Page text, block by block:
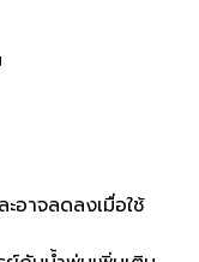
อาจลดลงเมื่อใช้